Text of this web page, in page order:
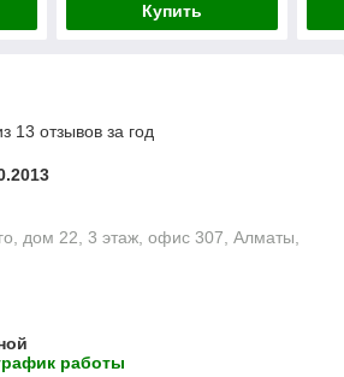
Купить
13 отзывов за год
дом 22, 3 этаж, офис 307, Алматы,
работы